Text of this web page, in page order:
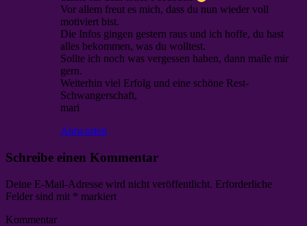
Vor allem freut es mich, dass du nun wieder voll
motiviert bist.
Die Infos gingen gestern raus und ich hoffe, du hast
alles bekommen, was du wolltest.
Sollte ich noch was vergessen haben, dann maile mir
gern.
Weiterhin viel Erfolg und eine schöne Rest-
Schwangerschaft,
mari
Antworten
Schreibe einen Kommentar
Deine E-Mail-Adresse wird nicht veröffentlicht. Erforderliche
Felder sind mit * markiert
Kommentar